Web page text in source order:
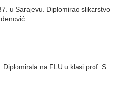
u Sarajevu. Diplomirao slikarstvo
na FLU u klasi prof. S.